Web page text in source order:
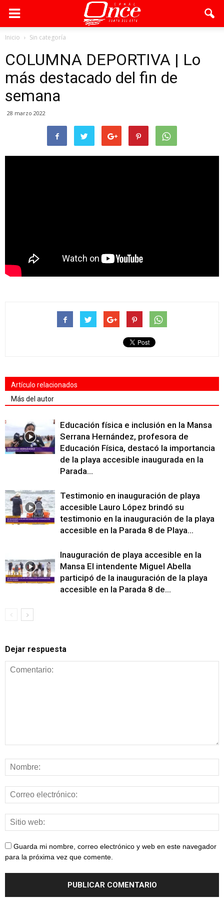
Inicio Sin categoría
COLUMNA DEPORTIVA | Lo
más destacado del fin de
semana
28 marzo 2022
Artículo relacionados
Más del autor
Educación física e inclusión en la Mansa
Serrana Hernández, profesora de
Educación Física, destacó la importancia
de la playa accesible inaugurada en la
Parada...
Testimonio en inauguración de playa
accesible Lauro López brindó su
testimonio en la inauguración de la playa
accesible en la Parada 8 de Playa...
Inauguración de playa accesible en la
Mansa El intendente Miguel Abella
participó de la inauguración de la playa
accesible en la Parada 8 de...
Dejar respuesta
Guarda mi nombre, correo electrónico y web en este navegador
para la próxima vez que comente.